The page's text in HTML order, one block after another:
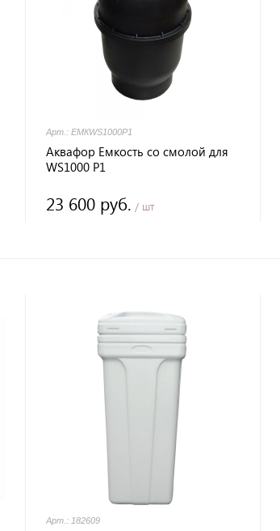
Арт.: ЕМКWS1000P1
Аквафор Емкость со смолой для
WS1000 P1
23 600 руб. / шт
Арт.: 182609